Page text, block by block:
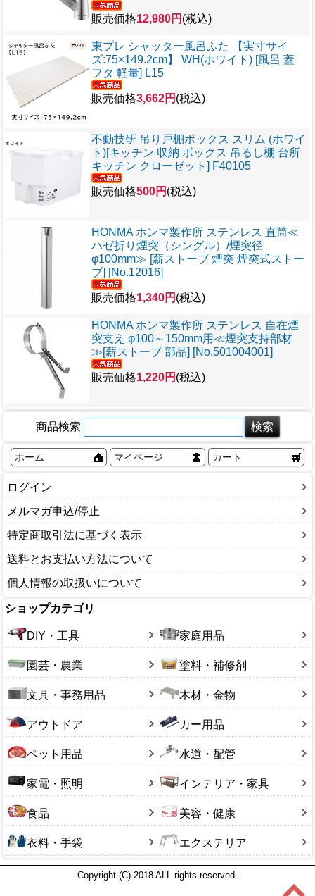
販売価格12,980円 (税込)
東プレ シャッター風呂ふた 【実寸サイ
ズ:75×149.2cm】 WH(ホワイト) [風呂 蓋
フタ 軽量] L15
販売価格3,662円 (税込)
不動技研 吊り戸棚ボックス スリム (ホワイ
ト)[キッチン 収納 ボックス 吊るし棚 台所
キッチン クローゼット] F40105
販売価格500円 (税込)
HONMA ホンマ製作所 ステンレス 直筒≪
ハゼ折り煙突（シングル）/煙突径
φ100mm≫ [薪ストーブ 煙突 煙突式ストー
ブ] [No.12016]
販売価格1,340円 (税込)
HONMA ホンマ製作所 ステンレス 自在煙
突支え φ100～150mm用≪煙突支持部材
≫[薪ストーブ 部品] [No.501004001]
販売価格1,220円 (税込)
商品検索
ホーム マイページ カート
ログイン
メルマガ申込/停止
特定商取引法に基づく表示
送料とお支払い方法について
個人情報の取扱いについて
ショップカテゴリ
DIY・工具 家庭用品
園芸・農業 塗料・補修剤
文具・事務用品 木材・金物
アウトドア カー用品
ペット用品 水道・配管
家電・照明 インテリア・家具
食品 美容・健康
衣料・手袋 エクステリア
Copyright (C) 2018 ALL rights reserved.